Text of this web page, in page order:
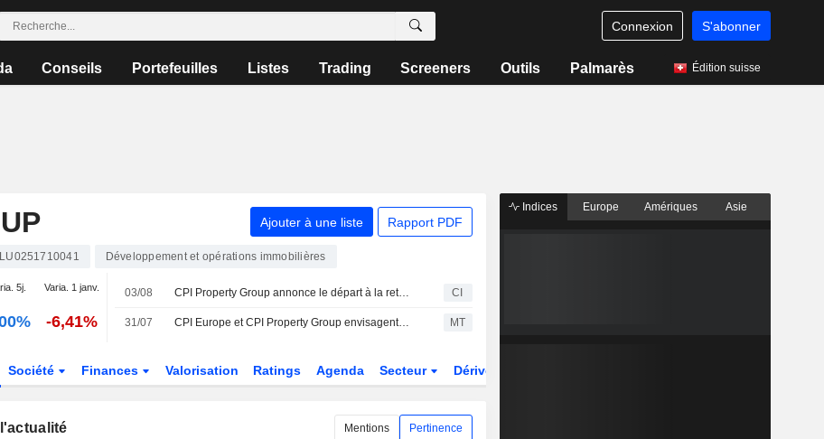
Connexion S'abonner
Conseils Portefeuilles Listes Trading Screeners Outils Palmarès Édition suisse
Ajouter à une liste Rapport PDF
LU0251710041 Développement et opérations immobilières
5j. Varia. 1 janv.
-6,41%
03/08 CPI Property Group annonce le départ à la retraite de Philippe Magistretti, membre non exécutif du conseil d'administration CI
31/07 CPI Europe et CPI Property Group envisagent une fusion de leurs actifs commerciaux MT
Société Finances Valorisation Ratings Agenda Secteur Dérivés
Mentions Pertinence
Indices Europe Amériques Asie